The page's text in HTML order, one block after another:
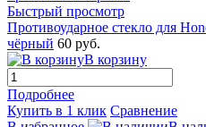
Быстрый просмотр
Противоударное стекло для
чёрный 60 руб.
В корзину
Подробнее
Купить в 1 клик Сравнение